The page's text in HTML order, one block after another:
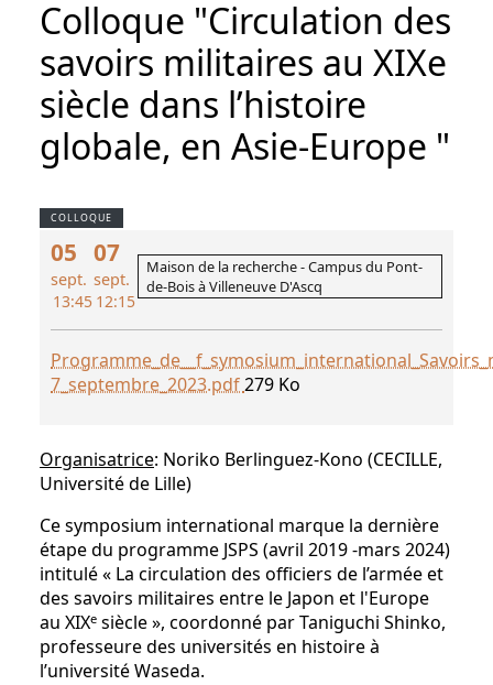
Colloque "Circulation des
savoirs militaires au XIXe
siècle dans l’histoire
globale, en Asie-Europe "
COLLOQUE
05
sept.
13:45
07
sept.
12:15
Maison de la recherche - Campus du Pont-
de-Bois à Villeneuve D'Ascq
7_septembre_2023.pdf279 Ko
Organisatrice: Noriko Berlinguez-Kono (CECILLE,
Université de Lille)
Ce symposium international marque la dernière
étape du programme JSPS (avril 2019 -mars 2024)
intitulé « La circulation des officiers de l’armée et
des savoirs militaires entre le Japon et l'Europe
au XIXe siècle », coordonné par Taniguchi Shinko,
professeure des universités en histoire à
l’université Waseda.